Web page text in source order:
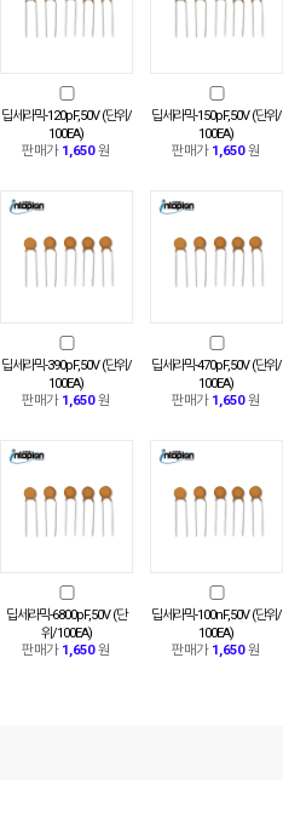
딥세라믹-120pF,50V (단위/
100EA)
판매가 1,650원
딥세라믹-150pF,50V (단위/
100EA)
판매가 1,650원
딥세라믹-390pF,50V (단위/
100EA)
판매가 1,650원
딥세라믹-470pF,50V (단위/
100EA)
판매가 1,650원
딥세라믹-6800pF,50V (단
위/100EA)
판매가 1,650원
딥세라믹-100nF,50V (단위/
100EA)
판매가 1,650원